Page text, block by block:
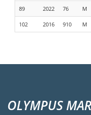
89 2022 76 M
102 2016 910 M
OLYMPUS